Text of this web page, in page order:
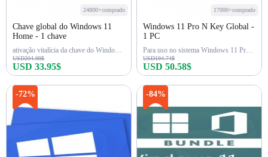
24800+comprado
Chave global do Windows 11
Home - 1 chave
ativação vitalícia da chave do Windows 11 Home
USD204.99$
USD 33.95$
17000+comprado
Windows 11 Pro N Key Global -
1 PC
Para uso no sistema Windows 11 Pro N
USD194.74$
USD 50.58$
-72% -84%